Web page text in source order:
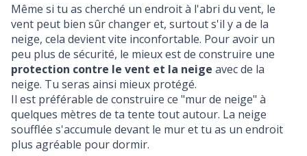
Même si tu as cherché un endroit à l'abri du vent, le
vent peut bien sûr changer et, surtout s'il y a de la
neige, cela devient vite inconfortable. Pour avoir un
peu plus de sécurité, le mieux est de construire une
protection contre le vent et la neige avec de la
neige. Tu seras ainsi mieux protégé.
Il est préférable de construire ce "mur de neige" à
quelques mètres de ta tente tout autour. La neige
soufflée s'accumule devant le mur et tu as un endroit
plus agréable pour dormir.